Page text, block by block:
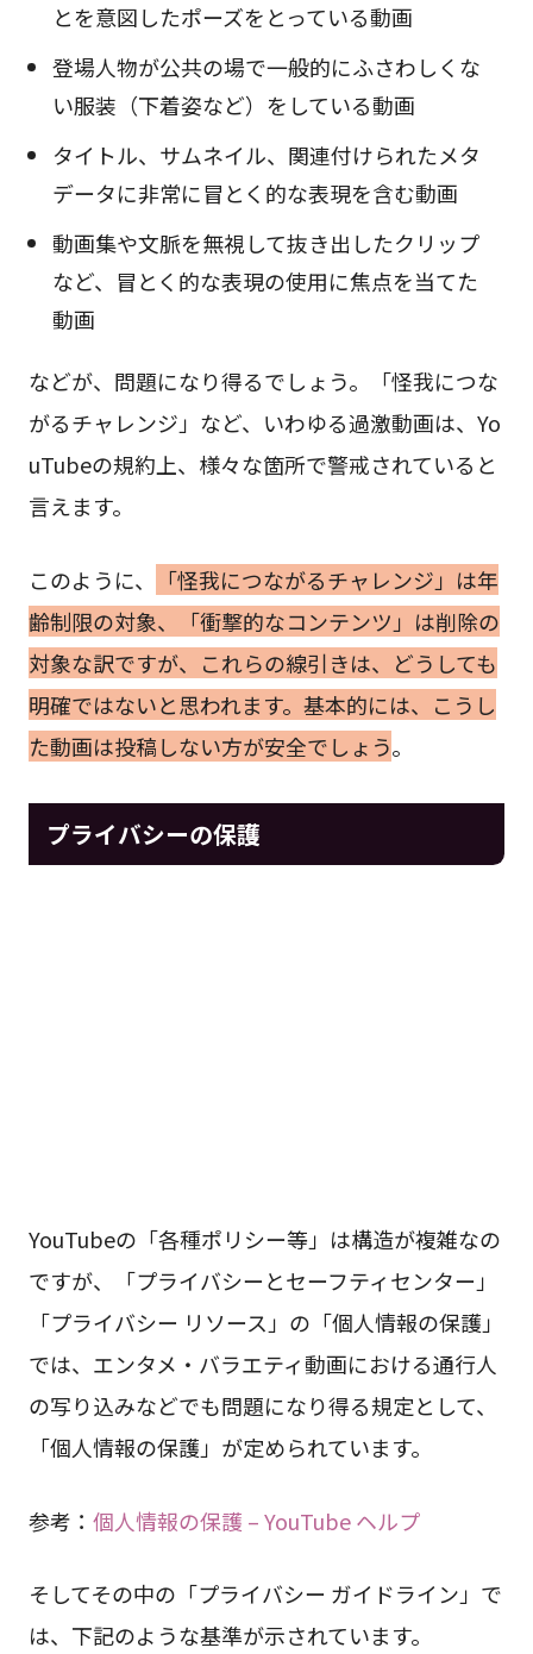
とを意図したポーズをとっている動画
登場人物が公共の場で一般的にふさわしくな
い服装（下着姿など）をしている動画
タイトル、サムネイル、関連付けられたメタ
データに非常に冒とく的な表現を含む動画
動画集や文脈を無視して抜き出したクリップ
など、冒とく的な表現の使用に焦点を当てた
動画
などが、問題になり得るでしょう。「怪我につな
がるチャレンジ」など、いわゆる過激動画は、Yo
uTubeの規約上、様々な箇所で警戒されていると
言えます。
このように、
「怪我につながるチャレンジ」は年
齢制限の対象、「衝撃的なコンテンツ」は削除の
対象な訳ですが、これらの線引きは、どうしても
明確ではないと思われます。基本的には、こうし
た動画は投稿しない方が安全でしょう。
プライバシーの保護
YouTubeの「各種ポリシー等」は構造が複雑なの
ですが、「プライバシーとセーフティセンター」
「プライバシー リソース」の「個人情報の保護」
では、エンタメ・バラエティ動画における通行人
の写り込みなどでも問題になり得る規定として、
「個人情報の保護」が定められています。
参考： 個人情報の保護 – YouTube ヘルプ
そしてその中の「プライバシー ガイドライン」で
は、下記のような基準が示されています。